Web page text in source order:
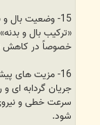
15- وضعیت بال
«ترکیب بال و
خصوصاً در کاهش
16- مزیت های
جریان گردابه ای و
سرعت خطی و
شود.